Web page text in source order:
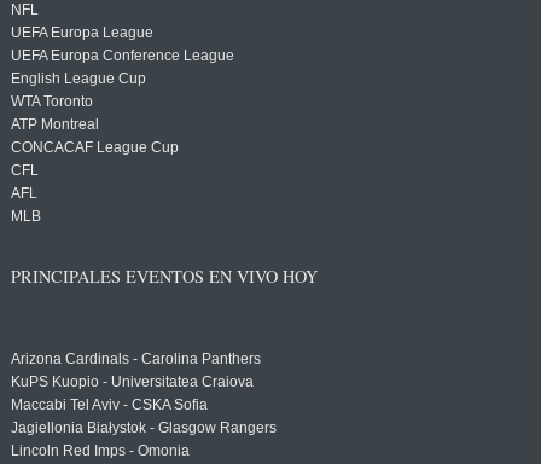
NFL
UEFA Europa League
UEFA Europa Conference League
English League Cup
WTA Toronto
ATP Montreal
CONCACAF League Cup
CFL
AFL
MLB
PRINCIPALES EVENTOS EN VIVO HOY
Arizona Cardinals - Carolina Panthers
KuPS Kuopio - Universitatea Craiova
Maccabi Tel Aviv - CSKA Sofia
Jagiellonia Białystok - Glasgow Rangers
Lincoln Red Imps - Omonia